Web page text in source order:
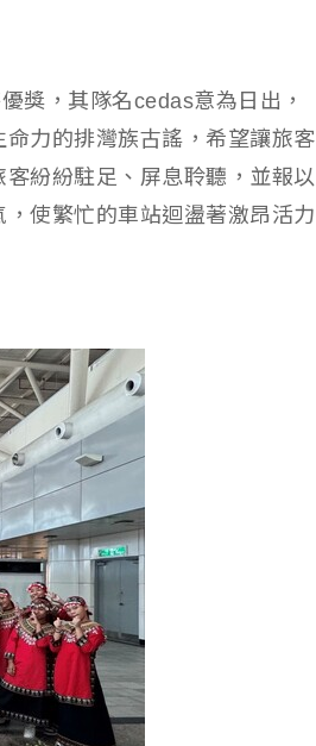
獎，其隊名cedas意為日出，
力的排灣族古謠，希望讓旅客
紛紛駐足、屏息聆聽，並報以
使繁忙的車站迴盪著激昂活力